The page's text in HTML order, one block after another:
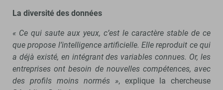
La diversité des données
« Ce qui saute aux yeux, c’est le caractère stable de ce
que propose l’intelligence artificielle. Elle reproduit ce qui
a déjà existé, en intégrant des variables connues. Or, les
entreprises ont besoin de nouvelles compétences, avec
des profils moins normés », explique la chercheuse